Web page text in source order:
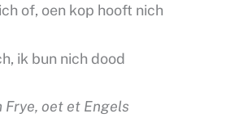
of, oen kop hooft nich
ik bun nich dood
Frye, oet et Engels